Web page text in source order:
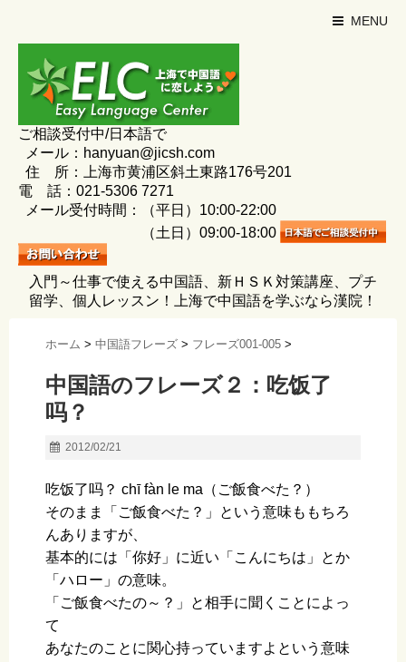
MENU
ご相談受付中/日本語で
メール：hanyuan@jicsh.com
住 所：上海市黄浦区斜土東路176号201
電 話：021-5306 7271
メール受付時間：（平日）10:00-22:00
（土日）09:00-18:00
入門～仕事で使える中国語、新ＨＳＫ対策講座、プチ
留学、個人レッスン！上海で中国語を学ぶなら漢院！
ホーム > 中国語フレーズ > フレーズ001-005 >
中国語のフレーズ２：吃饭了
吗？
2012/02/21
吃饭了吗？ chī fàn le ma （ご飯食べた？）
そのまま「ご飯食べた？」という意味ももちろ
んありますが、
基本的には「你好」に近い「こんにちは」とか
「ハロー」の意味。
「ご飯食べたの～？」と相手に聞くことによっ
て
あなたのことに関心持っていますよという意味